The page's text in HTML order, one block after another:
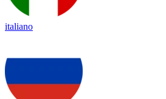
italiano